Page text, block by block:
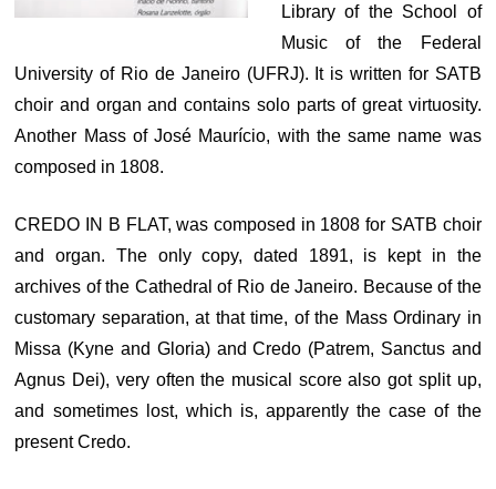
Library of the School of
Music of the Federal
University of Rio de Janeiro (UFRJ). It is written for SATB
choir and organ and contains solo parts of great virtuosity.
Another Mass of José Maurício, with the same name was
composed in 1808.
CREDO IN B FLAT, was composed in 1808 for SATB choir
and organ. The only copy, dated 1891, is kept in the
archives of the Cathedral of Rio de Janeiro. Because of the
customary separation, at that time, of the Mass Ordinary in
Missa (Kyne and Gloria) and Credo (Patrem, Sanctus and
Agnus Dei), very often the musical score also got split up,
and sometimes lost, which is, apparently the case of the
present Credo.